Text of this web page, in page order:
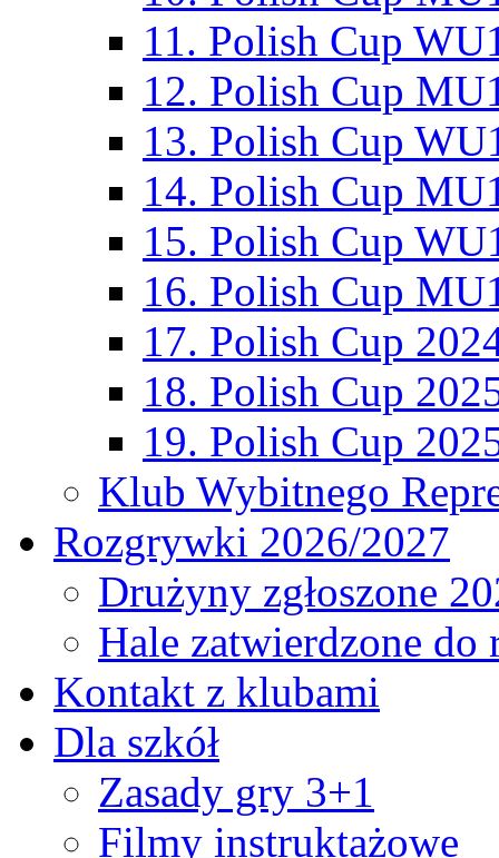
11. Polish Cup
12. Polish Cup
13. Polish Cup
14. Polish Cup
15. Polish Cup
16. Polish Cup
17. Polish Cup
18. Polish Cup
19. Polish Cup
Klub Wybitnego
Rozgrywki 2026/2027
Drużyny zgłoszone
Hale zatwierdzone
Kontakt z klubami
Dla szkół
Zasady gry 3+1
Filmy instruktażowe